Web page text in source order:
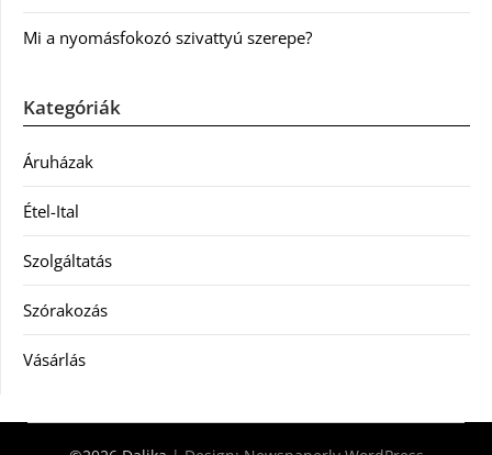
Mi a nyomásfokozó szivattyú szerepe?
Kategóriák
Áruházak
Étel-Ital
Szolgáltatás
Szórakozás
Vásárlás